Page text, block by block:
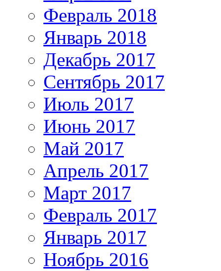
Февраль 2018
Январь 2018
Декабрь 2017
Сентябрь 2017
Июль 2017
Июнь 2017
Май 2017
Апрель 2017
Март 2017
Февраль 2017
Январь 2017
Ноябрь 2016